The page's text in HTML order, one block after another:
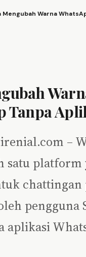
Mengubah Warna
Tanpa
–
satu platform
chattingan
pengguna
aplikasi